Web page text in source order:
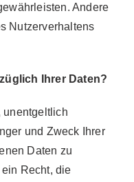
Andere
Nutzerverhaltens
Ihrer Daten?
unentgeltlich
und Zweck Ihrer
Daten zu
Recht, die